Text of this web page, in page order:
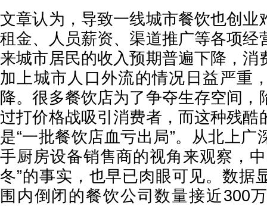
文章认为，导致一线城市餐饮也创业
租金、人员薪资、渠道推广等各项经
来城市居民的收入预期普遍下降，消
加上城市人口外流的情况日益严重
降。很多餐饮店为了争夺生存空间，
过打价格战吸引消费者，而这种残酷
是“一批餐饮店血亏出局”。从北上广
手厨房设备销售商的视角来观察，
冬”的事实，也早已肉眼可见。数据
围内倒闭的餐饮公司数量接近300